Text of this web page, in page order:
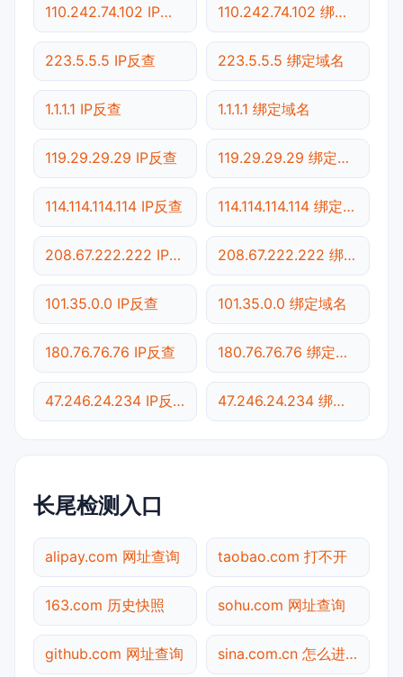
110.242.74.102 IP反查 110.242.74.102 绑定域名
223.5.5.5 IP反查 223.5.5.5 绑定域名
1.1.1.1 IP反查 1.1.1.1 绑定域名
119.29.29.29 IP反查 119.29.29.29 绑定域名
114.114.114.114 IP反查 114.114.114.114 绑定域名
208.67.222.222 IP反查 208.67.222.222 绑定域名
101.35.0.0 IP反查 101.35.0.0 绑定域名
180.76.76.76 IP反查 180.76.76.76 绑定域名
47.246.24.234 IP反查 47.246.24.234 绑定域名
长尾检测入口
alipay.com 网址查询 taobao.com 打不开
163.com 历史快照 sohu.com 网址查询
github.com 网址查询 sina.com.cn 怎么进入